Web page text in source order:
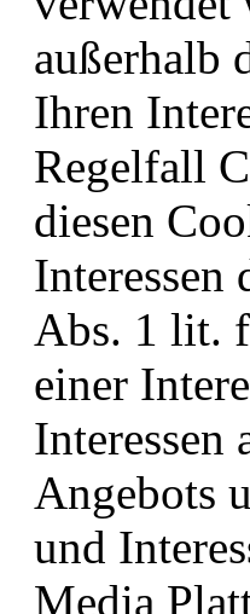
außerhalb
Ihren
Regelfall
diesen
Interessen
Abs. 1 lit.
einer
Interessen
Angebots
und
Media